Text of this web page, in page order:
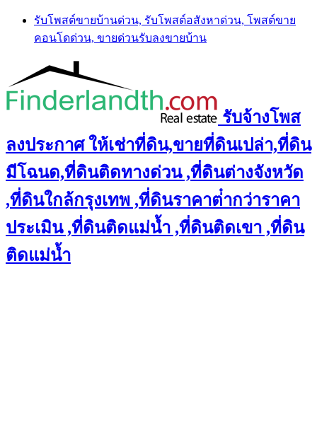
Skip
content
รับโพสต์ขายบ้านด่วน, รับโพสต์อสังหาด่วน, โพสต์ขาย
คอนโดด่วน, ขายด่วนรับลงขายบ้าน
รับจ้างโพส
ลงประกาศ ให้เช่าที่ดิน,ขายที่ดินเปล่า,ที่ดิน
มีโฉนด,ที่ดินติดทางด่วน ,ที่ดินต่างจังหวัด
,ที่ดินใกล้กรุงเทพ ,ที่ดินราคาต่ํากว่าราคา
ประเมิน ,ที่ดินติดแม่น้ำ ,ที่ดินติดเขา ,ที่ดิน
ติดแม่น้ำ